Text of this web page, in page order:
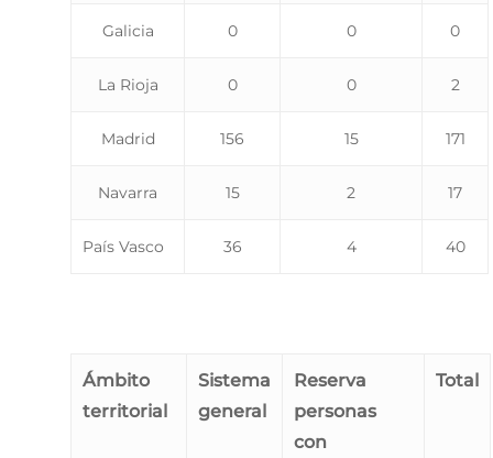
Galicia 0 0 0
La Rioja 0 0 2
Madrid 156 15 171
Navarra 15 2 17
País Vasco 36 4 40
Ámbito
territorial
Sistema
general
Reserva
personas
con
Total